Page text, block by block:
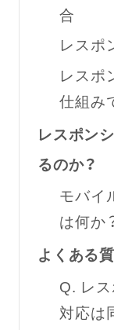
合
レスポ
レスポ
仕組み
レスポン
るのか？
モバイ
は何か
よくある
Q. レ
対応は